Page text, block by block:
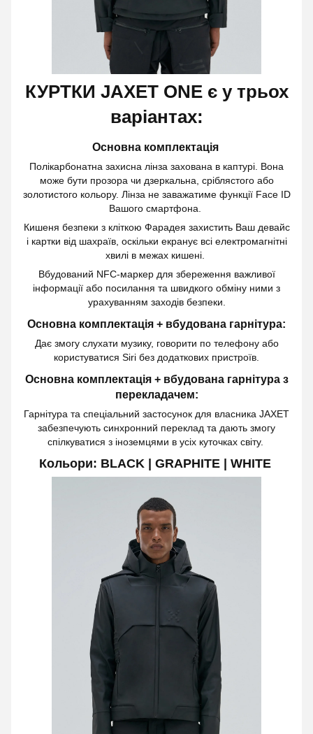
КУРТКИ JAXET ONE є у трьох
варіантах:
Основна комплектація
Полікарбонатна захисна лінза захована в каптурі. Вона
може бути прозора чи дзеркальна, сріблястого або
золотистого кольору. Лінза не заважатиме функції Face ID
Вашого смартфона.
Кишеня безпеки з кліткою Фарадея захистить Ваш девайс
і картки від шахраїв, оскільки екранує всі електромагнітні
хвилі в межах кишені.
Вбудований NFC-маркер для збереження важливої
інформації або посилання та швидкого обміну ними з
урахуванням заходів безпеки.
Основна комплектація + вбудована гарнітура:
Дає змогу слухати музику, говорити по телефону або
користуватися Siri без додаткових пристроїв.
Основна комплектація + вбудована гарнітура з
перекладачем:
Гарнітура та спеціальний застосунок для власника JAXET
забезпечують синхронний переклад та дають змогу
спілкуватися з іноземцями в усіх куточках світу.
Кольори: BLACK | GRAPHITE | WHITE